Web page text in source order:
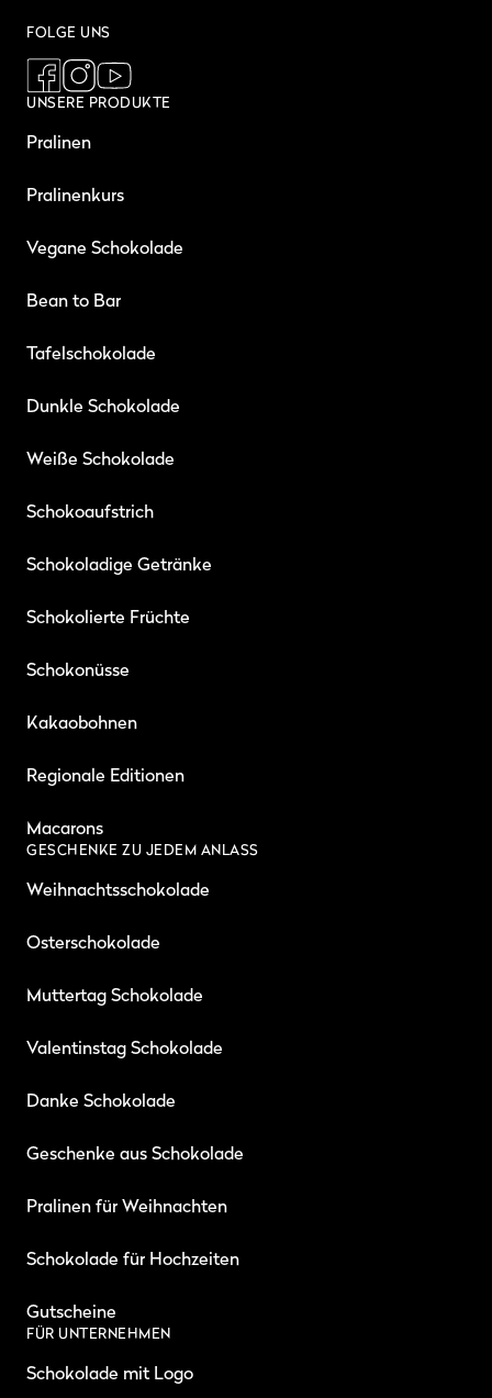
FOLGE UNS
UNSERE PRODUKTE
Pralinen
Pralinenkurs
Vegane Schokolade
Bean to Bar
Tafelschokolade
Dunkle Schokolade
Weiße Schokolade
Schokoaufstrich
Schokoladige Getränke
Schokolierte Früchte
Schokonüsse
Kakaobohnen
Regionale Editionen
Macarons
GESCHENKE ZU JEDEM ANLASS
Weihnachtsschokolade
Osterschokolade
Muttertag Schokolade
Valentinstag Schokolade
Danke Schokolade
Geschenke aus Schokolade
Pralinen für Weihnachten
Schokolade für Hochzeiten
Gutscheine
FÜR UNTERNEHMEN
Schokolade mit Logo